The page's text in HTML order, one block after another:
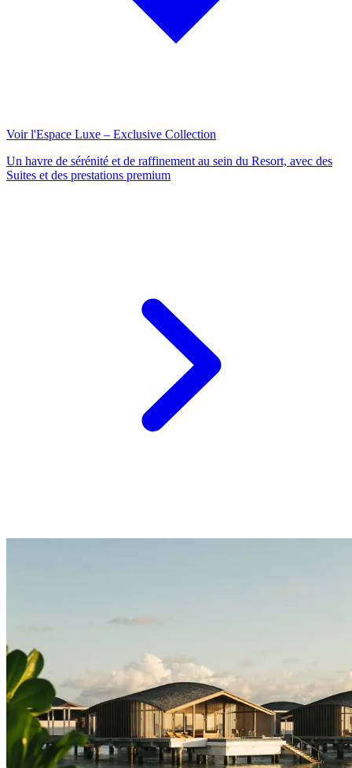
Voir l'Espace Luxe – Exclusive Collection
Un havre de sérénité et de raffinement au sein du Resort, avec des
Suites et des prestations premium